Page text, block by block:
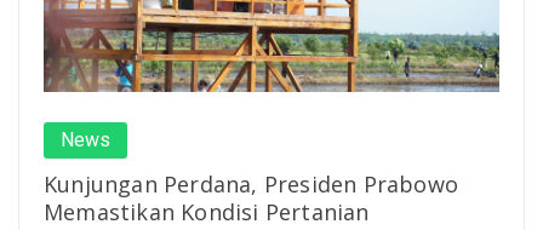
News
Kunjungan Perdana, Presiden Prabowo
Memastikan Kondisi Pertanian